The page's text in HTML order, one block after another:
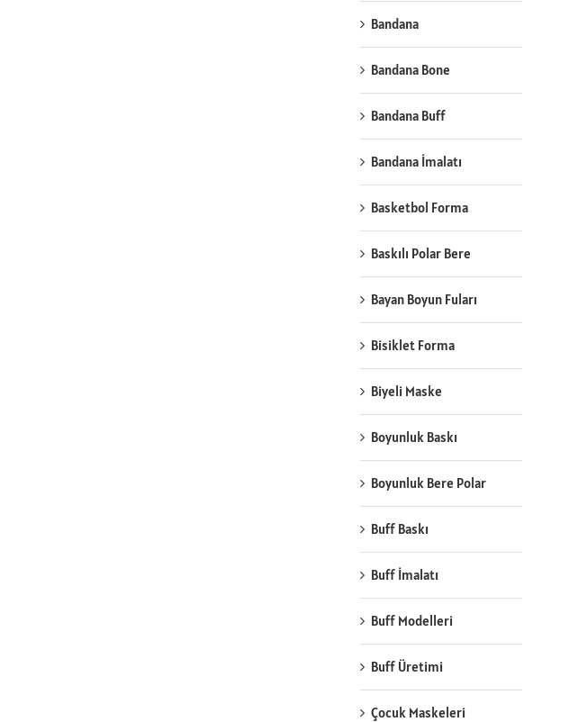
Bandana
Bandana Bone
Bandana Buff
Bandana İmalatı
Basketbol Forma
Baskılı Polar Bere
Bayan Boyun Fuları
Bisiklet Forma
Biyeli Maske
Boyunluk Baskı
Boyunluk Bere Polar
Buff Baskı
Buff İmalatı
Buff Modelleri
Buff Üretimi
Çocuk Maskeleri